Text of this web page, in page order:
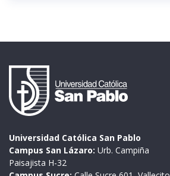
Universidad Católica San Pablo
Campus San Lázaro: Urb. Campiña
Paisajista H-32